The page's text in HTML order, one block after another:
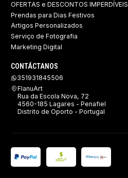
OFERTAS e DESCONTOS IMPERDÍVEIS
Prendas para Dias Festivos
Artigos Personalizados
Serviço de Fotografia
Marketing Digital
CONTÁCTANOS
351931845506
FlanuArt
Rua da Escola Nova, 72
4560-185 Lagares - Penafiel
Distrito de Oporto - Portugal